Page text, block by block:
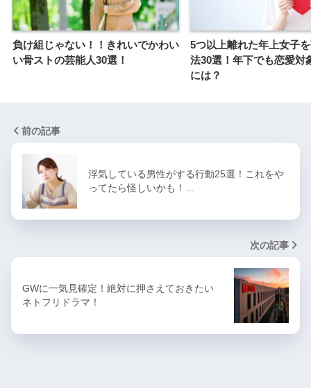
負け組じゃない！！きれいでかわい
い骨ストの芸能人30選！
5つ以上離れた年上女子
法30選！年下でも恋愛対
には？
前の記事
浮気している男性がする行動25選！これをや
ってたら怪しいかも！…
次の記事
GWに一気見確定！絶対に押さえておきたい
ネトフリドラマ！